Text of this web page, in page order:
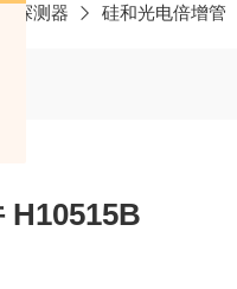
电探测器 硅和光电倍增管
H10515B